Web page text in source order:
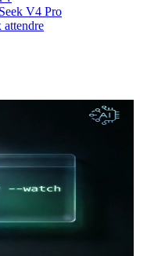
V4 Pro
attendre